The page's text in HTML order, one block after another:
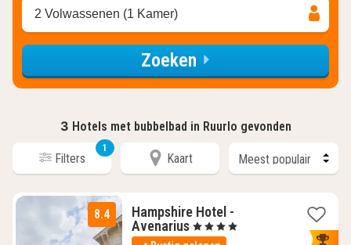
2 Volwassenen (1 Kamer)
Zoeken
3 Hotels met bubbelbad in Ruurlo gevonden
Filters
1
Kaart
8.4
Hampshire Hotel -
Avenarius1
nacht
, 4 Sterren